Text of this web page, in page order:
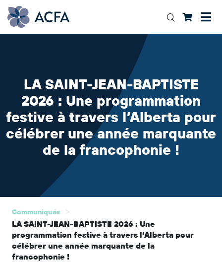
LA SAINT-JEAN-BAPTISTE
2026 : Une programmation
festive à travers l’Alberta pour
célébrer une année marquante
de la francophonie !
Communiqués >
LA SAINT-JEAN-BAPTISTE 2026 : Une
programmation festive à travers l’Alberta pour
célébrer une année marquante de la
francophonie !